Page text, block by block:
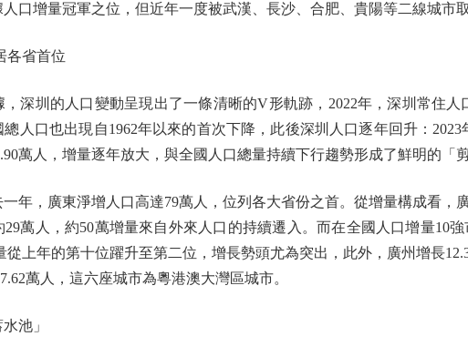
增量冠軍之位，但近年一度被武漢、長沙、合肥、貴陽等二線城市取
省首位
圳的人口變動呈現出了一條清晰的V形軌跡，2022年，深圳常住人
人口也出現自1962年以來的首次下降，此後深圳人口逐年回升：2023
萬人，增量逐年放大，與全國人口總量持續下行趨勢形成了鮮明的「剪
，廣東淨增人口高達79萬人，位列各大省份之首。從增量構成看，
萬人，約50萬增量來自外來人口的持續遷入。而在全國人口增量10
從上年的第十位躍升至第二位，增長勢頭尤為突出，此外，廣州增長
萬人，這六座城市為粵港澳大灣區城市。
池」